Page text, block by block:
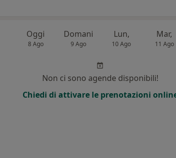
Oggi
8 Ago
Domani
9 Ago
Lun,
10 Ago
Mar,
11 Ago
Non ci sono agende disponibili!
Chiedi di attivare le prenotazioni